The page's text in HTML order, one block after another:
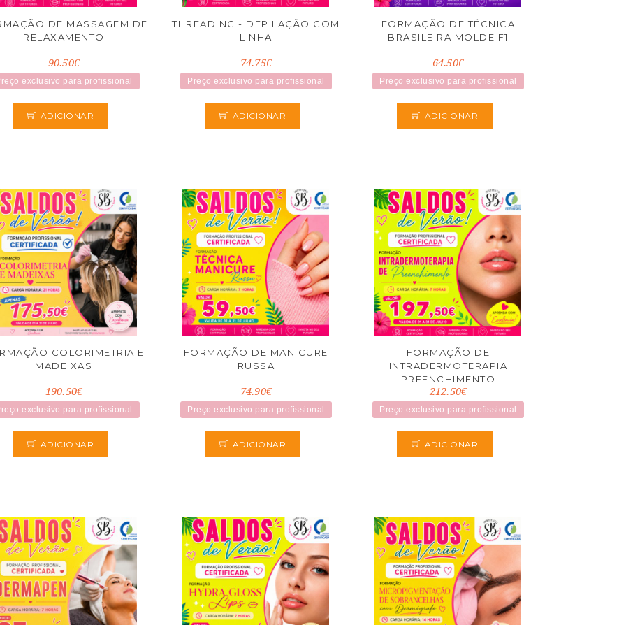
DE MASSAGEM DE
RELAXAMENTO
90.50€
exclusivo para profissional
ADICIONAR
THREADING - DEPILAÇÃO COM
LINHA
74.75€
Preço exclusivo para profissional
ADICIONAR
FORMAÇÃO DE TÉCNICA
BRASILEIRA MOLDE F1
64.50€
Preço exclusivo para profissional
ADICIONAR
COLORIMETRIA E
MADEIXAS
190.50€
exclusivo para profissional
ADICIONAR
FORMAÇÃO DE MANICURE
RUSSA
74.90€
Preço exclusivo para profissional
ADICIONAR
FORMAÇÃO DE
INTRADERMOTERAPIA
PREENCHIMENTO
212.50€
Preço exclusivo para profissional
ADICIONAR